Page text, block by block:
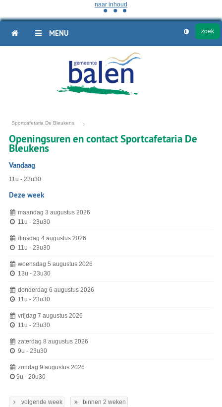
naar inhoud
HOME MENU
Sportcafetaria De Bleukens
Openingsuren en contact Sportcafetaria De
Bleukens
Vandaag
11u - 23u30
Deze week
maandag 3 augustus 2026
11u - 23u30
dinsdag 4 augustus 2026
11u - 23u30
woensdag 5 augustus 2026
13u - 23u30
donderdag 6 augustus 2026
11u - 23u30
vrijdag 7 augustus 2026
11u - 23u30
zaterdag 8 augustus 2026
9u - 23u30
zondag 9 augustus 2026
9u - 20u30
volgende week binnen 2 weken